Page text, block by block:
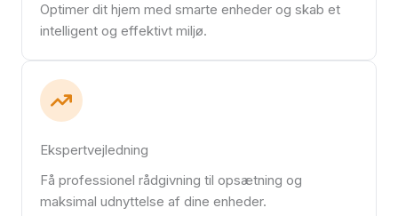
Optimer dit hjem med smarte enheder og skab et
intelligent og effektivt miljø.
Ekspertvejledning
Få professionel rådgivning til opsætning og
maksimal udnyttelse af dine enheder.